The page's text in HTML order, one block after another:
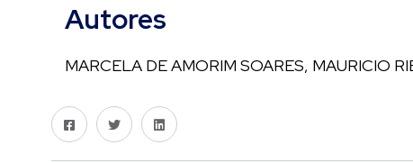
Autores
MARCELA DE AMORIM SOARES, MAURICIO